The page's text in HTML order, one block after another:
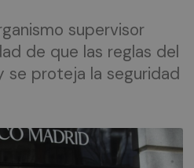
supervisor
de que las reglas del
se proteja la seguridad